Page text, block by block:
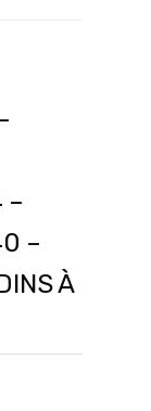
–
–
À